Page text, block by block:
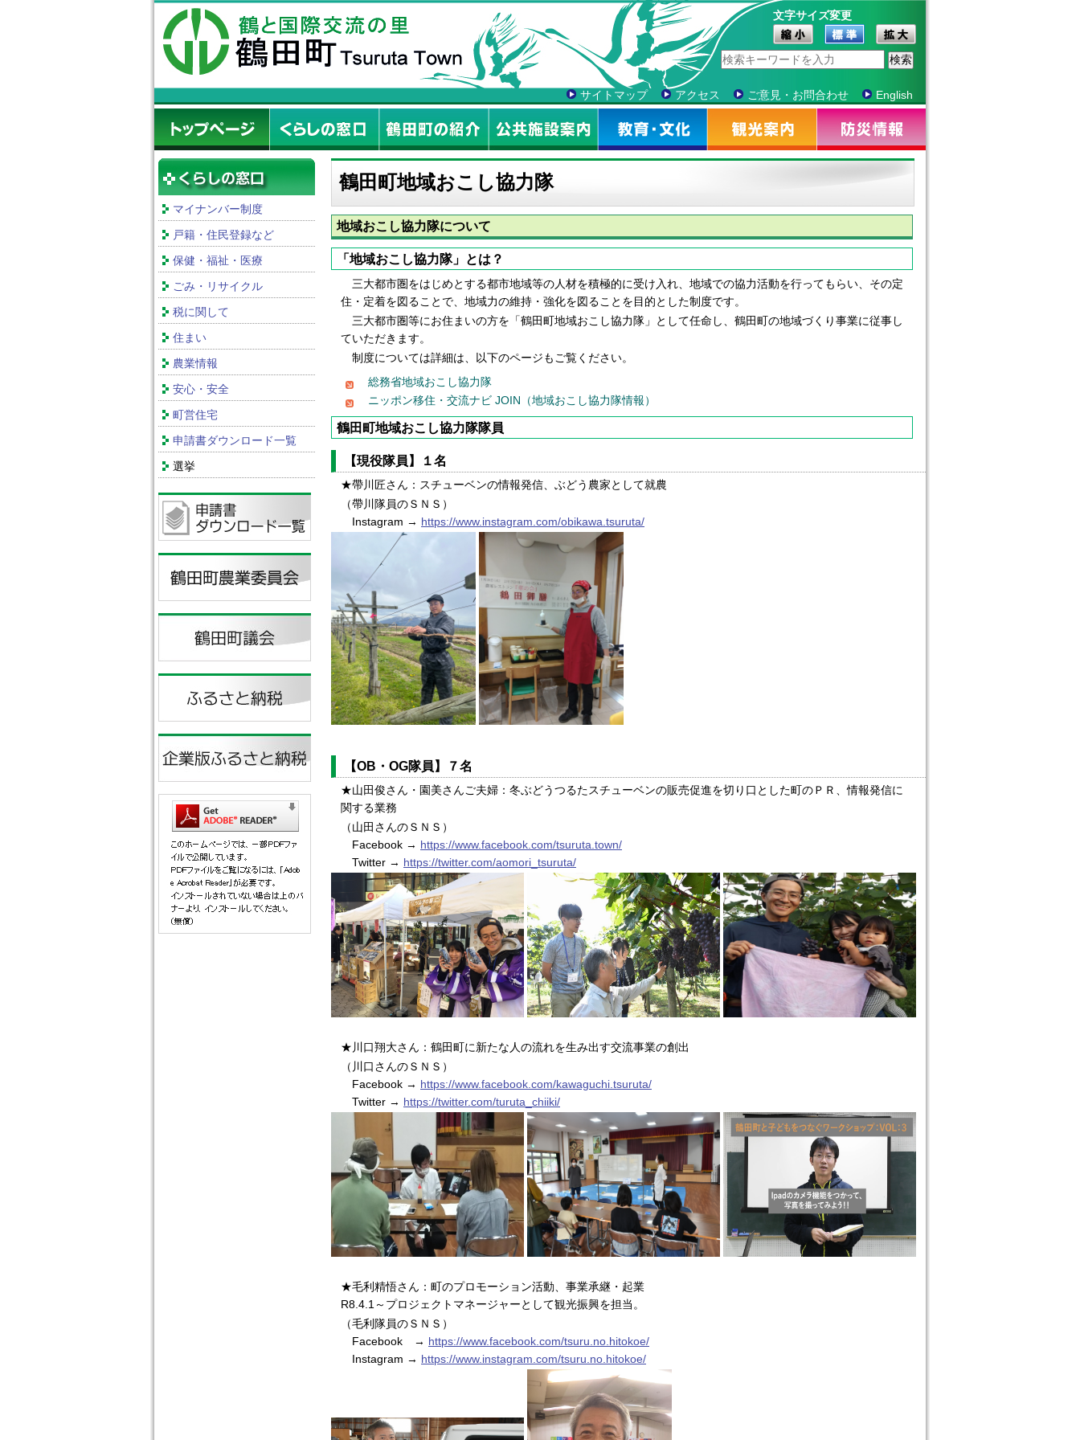
文字サイズ変更
サイトマップ アクセス ご意見・お問合わせ English
マイナンバー制度
戸籍・住民登録など
保健・福祉・医療
ごみ・リサイクル
税に関して
住まい
農業情報
安心・安全
町営住宅
申請書ダウンロード一覧
選挙
鶴田町地域おこし協力隊
地域おこし協力隊について
「地域おこし協力隊」とは？
三大都市圏をはじめとする都市地域等の人材を積極的に受け入れ、地域での協力活動を行ってもらい、その定
住・定着を図ることで、地域力の維持・強化を図ることを目的とした制度です。
三大都市圏等にお住まいの方を「鶴田町地域おこし協力隊」として任命し、鶴田町の地域づくり事業に従事し
ていただきます。
制度については詳細は、以下のページもご覧ください。
総務省地域おこし協力隊
ニッポン移住・交流ナビ JOIN（地域おこし協力隊情報）
鶴田町地域おこし協力隊隊員
【現役隊員】１名
★帶川匠さん：スチューベンの情報発信、ぶどう農家として就農
（帶川隊員のＳＮＳ）
Instagram → https://www.instagram.com/obikawa.tsuruta/
【OB・OG隊員】７名
★山田俊さん・園美さんご夫婦：冬ぶどうつるたスチューベンの販売促進を切り口とした町のＰＲ、情報発信に
関する業務
（山田さんのＳＮＳ）
Facebook → https://www.facebook.com/tsuruta.town/
Twitter → https://twitter.com/aomori_tsuruta/
★川口翔大さん：鶴田町に新たな人の流れを生み出す交流事業の創出
（川口さんのＳＮＳ）
Facebook → https://www.facebook.com/kawaguchi.tsuruta/
Twitter → https://twitter.com/turuta_chiiki/
★毛利精悟さん：町のプロモーション活動、事業承継・起業
R8.4.1～プロジェクトマネージャーとして観光振興を担当。
（毛利隊員のＳＮＳ）
Facebook → https://www.facebook.com/tsuru.no.hitokoe/
Instagram → https://www.instagram.com/tsuru.no.hitokoe/